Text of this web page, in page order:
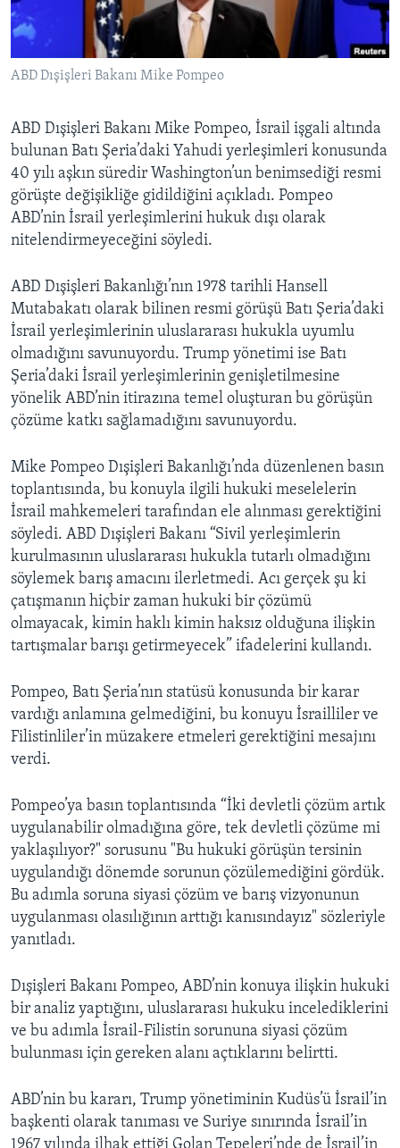
HAYATTAN
SANAT
BIZI TAKIP EDIN
ABD Dışişleri Bakanı Mike Pompeo
ABD Dışişleri Bakanı Mike Pompeo, İsrail işgali altında
bulunan Batı Şeria’daki Yahudi yerleşimleri konusunda
40 yılı aşkın süredir Washington’un benimsediği resmi
görüşte değişikliğe gidildiğini açıkladı. Pompeo
ABD’nin İsrail yerleşimlerini hukuk dışı olarak
nitelendirmeyeceğini söyledi.
ABD Dışişleri Bakanlığı’nın 1978 tarihli Hansell
Mutabakatı olarak bilinen resmi görüşü Batı Şeria’daki
İsrail yerleşimlerinin uluslararası hukukla uyumlu
olmadığını savunuyordu. Trump yönetimi ise Batı
Şeria’daki İsrail yerleşimlerinin genişletilmesine
yönelik ABD’nin itirazına temel oluşturan bu görüşün
çözüme katkı sağlamadığını savunuyordu.
Mike Pompeo Dışişleri Bakanlığı’nda düzenlenen basın
toplantısında, bu konuyla ilgili hukuki meselelerin
İsrail mahkemeleri tarafından ele alınması gerektiğini
söyledi. ABD Dışişleri Bakanı “Sivil yerleşimlerin
kurulmasının uluslararası hukukla tutarlı olmadığını
söylemek barış amacını ilerletmedi. Acı gerçek şu ki
çatışmanın hiçbir zaman hukuki bir çözümü
olmayacak, kimin haklı kimin haksız olduğuna ilişkin
tartışmalar barışı getirmeyecek” ifadelerini kullandı.
Pompeo, Batı Şeria’nın statüsü konusunda bir karar
vardığı anlamına gelmediğini, bu konuyu İsrailliler ve
Filistinliler’in müzakere etmeleri gerektiğini mesajını
verdi.
Pompeo’ya basın toplantısında “İki devletli çözüm artık
uygulanabilir olmadığına göre, tek devletli çözüme mi
yaklaşılıyor?" sorusunu "Bu hukuki görüşün tersinin
uygulandığı dönemde sorunun çözülemediğini gördük.
Bu adımla soruna siyasi çözüm ve barış vizyonunun
uygulanması olasılığının arttığı kanısındayız" sözleriyle
yanıtladı.
Dışişleri Bakanı Pompeo, ABD’nin konuya ilişkin hukuki
bir analiz yaptığını, uluslararası hukuku incelediklerini
ve bu adımla İsrail-Filistin sorununa siyasi çözüm
bulunması için gereken alanı açtıklarını belirtti.
ABD’nin bu kararı, Trump yönetiminin Kudüs’ü İsrail’in
başkenti olarak tanıması ve Suriye sınırında İsrail’in